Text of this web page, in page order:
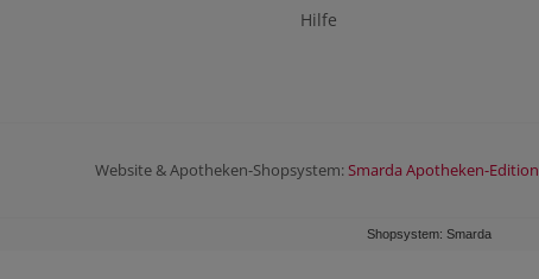
Hilfe
Website & Apotheken-Shopsystem:Smarda Apotheken-Edition
Shopsystem: Smarda